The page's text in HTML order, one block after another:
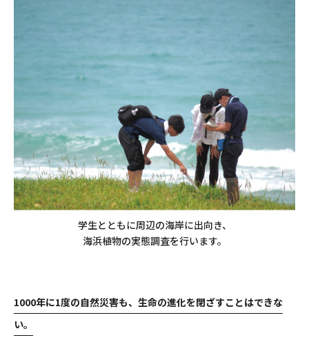
学生とともに周辺の海岸に出向き、
海浜植物の実態調査を行います。
1000年に1度の自然災害も、生命の進化を閉ざすことはできな
い。